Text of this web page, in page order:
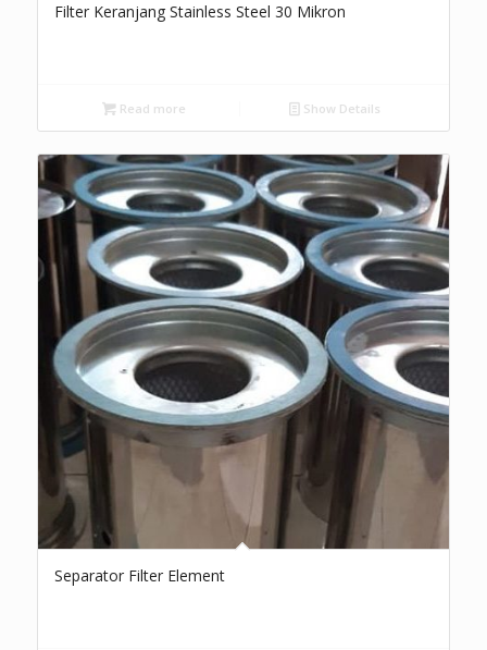
Filter Keranjang Stainless Steel 30 Mikron
Read more Show Details
Separator Filter Element